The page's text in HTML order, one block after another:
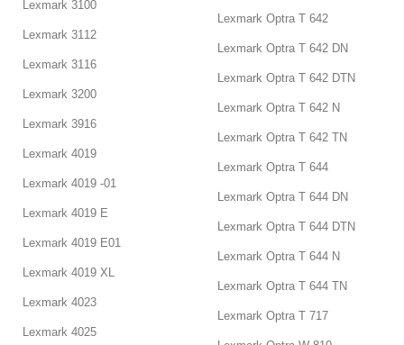
fyldt helt op, og du får derefter ofte mere end dobbelt så meget
blæk, når du vælger kompatible. Det synes vi, er mest
rimeligt, når du køber blækpatroner. De skal være fyldt helt op,
så du ikke oftere end nødvendigt skal skifte blæk.
Printerblæk til Lex mark – køb
billige printerpatroner
En blækbeholder er den del af printeren, du kan tage ud og
skifte, når printeren løber tør for blæk. Ved nogle printere kan
du opleve, at selvom printeren har været billig, vil du blive
skuffet, når du ser prisen på blækfarven dertil. Men ikke her!
Vi har nemlig et stort kompatibelt udvalg, hvor blækbeholderen
er fyldt helt op og derfor indeholder ofte helt op til 10 ml mere
end sædvanlige patroner til printeren. Men ikke nok med det,
så koster de også endnu mindre. Det er altså både billigere at
købe kompatibelt blæk samtidig med at de vare længere.
Vores Lexmark printerpatroner er i højeste kvalitet. Vi har et
stort udvalg og sender fra dag til dag, når du allermest mangler
dem. Så kan du være sikker på at fortsætte dine print i en
Lexmark 3100
Lexmark 3112
Lexmark 3116
Lexmark 3200
Lexmark 3916
Lexmark 4019
Lexmark 4019 -01
Lexmark 4019 E
Lexmark 4019 E01
Lexmark 4019 XL
Lexmark 4023
Lexmark 4025
Lexmark Optra T 642
Lexmark Optra T 642 DN
Lexmark Optra T 642 DTN
Lexmark Optra T 642 N
Lexmark Optra T 642 TN
Lexmark Optra T 644
Lexmark Optra T 644 DN
Lexmark Optra T 644 DTN
Lexmark Optra T 644 N
Lexmark Optra T 644 TN
Lexmark Optra T 717